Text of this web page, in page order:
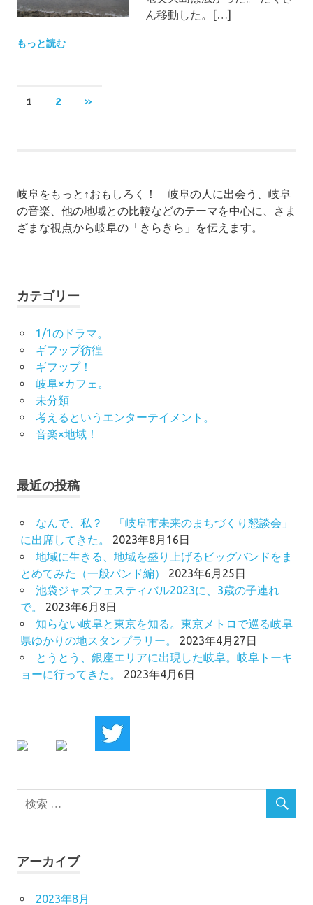
ん移動した。[…]
もっと読む
投
ゲ
ー
ン
1 2
次
»
岐阜をもっと↑おもしろく！ 岐阜の人に出会う、岐阜
の音楽、他の地域との比較などのテーマを中心に、さま
ざまな視点から岐阜の「きらきら」を伝えます。
カテゴリー
1/1のドラマ。
ギフップ彷徨
ギフップ！
岐阜×カフェ。
未分類
考えるというエンターテイメント。
音楽×地域！
最近の投稿
なんで、私？ 「岐阜市未来のまちづくり懇談会」
に出席してきた。
2023年8月16日
地域に生きる、地域を盛り上げるビッグバンドをま
とめてみた（一般バンド編）
2023年6月25日
池袋ジャズフェスティバル2023に、3歳の子連れ
で。
2023年6月8日
知らない岐阜と東京を知る。東京メトロで巡る岐阜
県ゆかりの地スタンプラリー。
2023年4月27日
とうとう、銀座エリアに出現した岐阜。岐阜トーキ
ョーに行ってきた。
2023年4月6日
アーカイブ
2023年8月